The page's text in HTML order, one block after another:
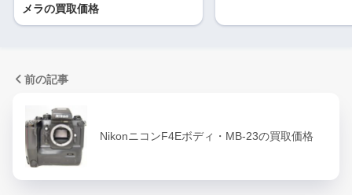
メラの買取価格
前の記事
NikonニコンF4Eボディ・MB-23の買取価格